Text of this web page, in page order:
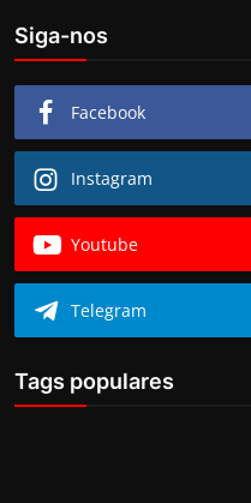
Siga-nos
Facebook
Instagram
Youtube
Telegram
Tags populares